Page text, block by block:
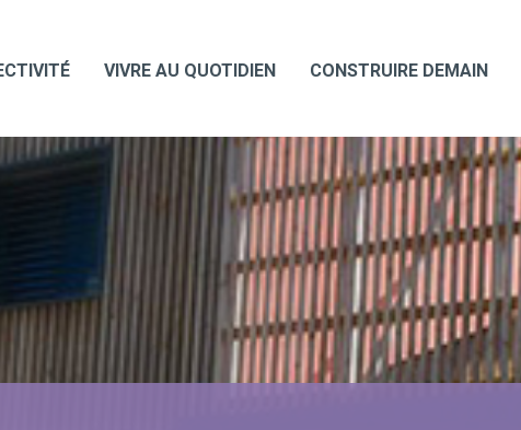
VIVRE AU QUOTIDIEN CONSTRUIRE DEMAIN